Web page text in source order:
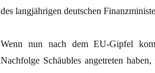
des langjährigen deutschen
Wenn nun nach dem EU-Gipfel
Nachfolge Schäubles angetreten